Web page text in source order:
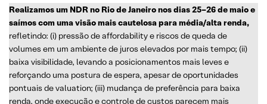
Realizamos um NDR no Rio de Janeiro nos dias 25–26 de maio e
saímos com uma visão mais cautelosa para média/alta renda,
refletindo: (i) pressão de affordability e riscos de queda de
volumes em um ambiente de juros elevados por mais tempo; (ii)
baixa visibilidade, levando a posicionamentos mais leves e
reforçando uma postura de espera, apesar de oportunidades
pontuais de valuation; (iii) mudança de preferência para baixa
renda, onde execução e controle de custos parecem mais